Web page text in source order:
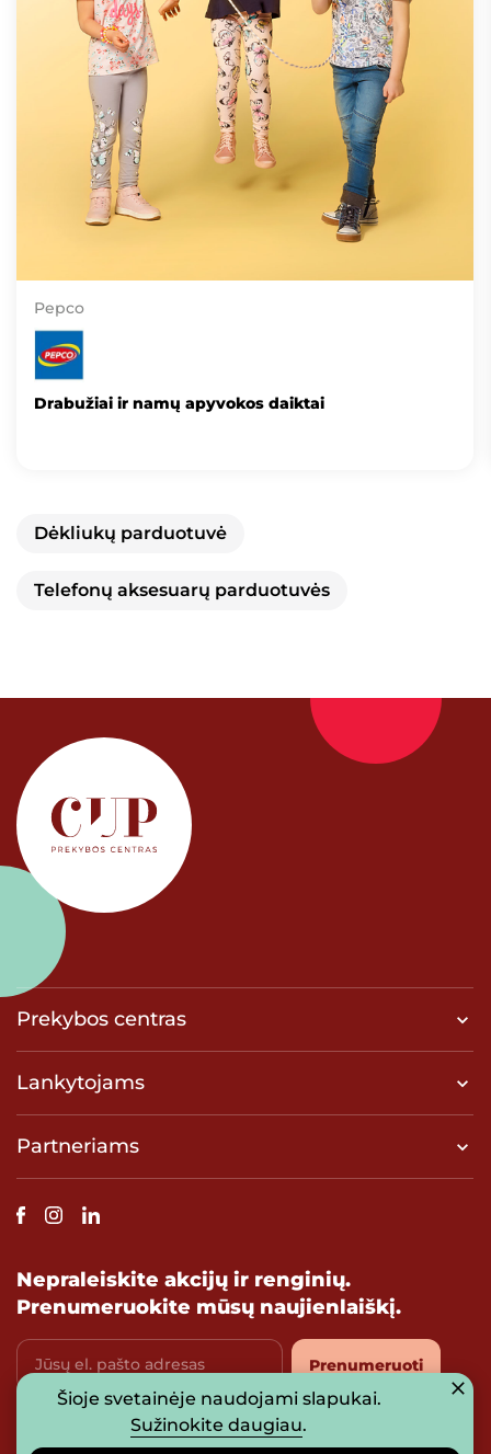
Pepco
Drabužiai ir namų apyvokos daiktai
Dėkliukų parduotuvė
Telefonų aksesuarų parduotuvės
Prekybos centras
Lankytojams
Partneriams
Nepraleiskite akcijų ir renginių.
Prenumeruokite mūsų naujienlaiškį.
Jūsų el. pašto adresas
privatumo politika
Prenumeruoti
Šioje svetainėje naudojami slapukai.
Sužinokite daugiau.